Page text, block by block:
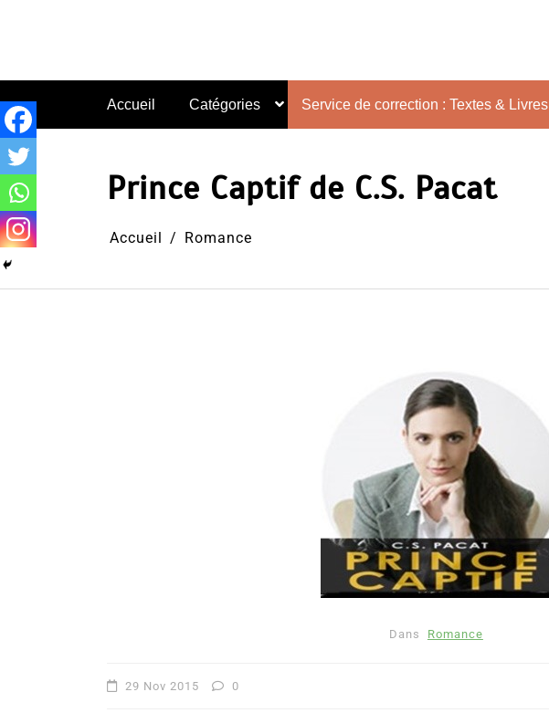
Accueil Catégories Service de correction : Textes & Livres
Prince Captif de C.S. Pacat
Accueil Romance
Dans Romance
29 Nov 2015 0